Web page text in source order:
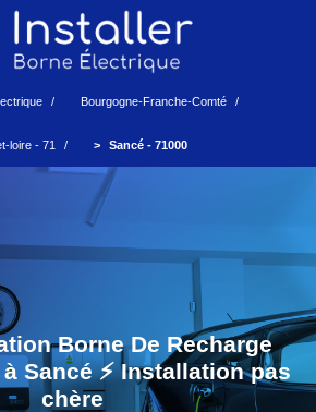
Bourgogne-Franche-Comté
loire - 71 Sancé - 71000
Borne De Recharge
Sancé ⚡️ Installation pas
chère